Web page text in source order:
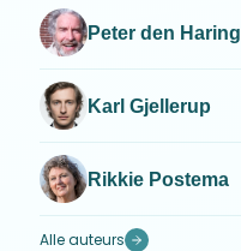
Peter den Haring
Karl Gjellerup
Rikkie Postema
Alle auteurs